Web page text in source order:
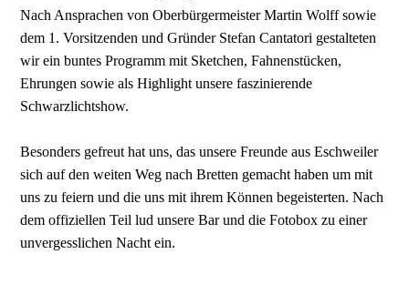
Nach Ansprachen von Oberbürgermeister Martin Wolff sowie
dem 1. Vorsitzenden und Gründer Stefan Cantatori gestalteten
wir ein buntes Programm mit Sketchen, Fahnenstücken,
Ehrungen sowie als Highlight unsere faszinierende
Schwarzlichtshow.
Besonders gefreut hat uns, das unsere Freunde aus Eschweiler
sich auf den weiten Weg nach Bretten gemacht haben um mit
uns zu feiern und die uns mit ihrem Können begeisterten. Nach
dem offiziellen Teil lud unsere Bar und die Fotobox zu einer
unvergesslichen Nacht ein.